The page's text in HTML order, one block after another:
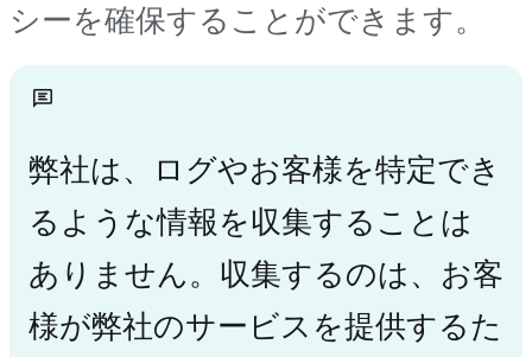
シーを確保することができます。
弊社は、ログやお客様を特定でき
るような情報を収集することは
ありません。収集するのは、お客
様が弊社のサービスを提供するた